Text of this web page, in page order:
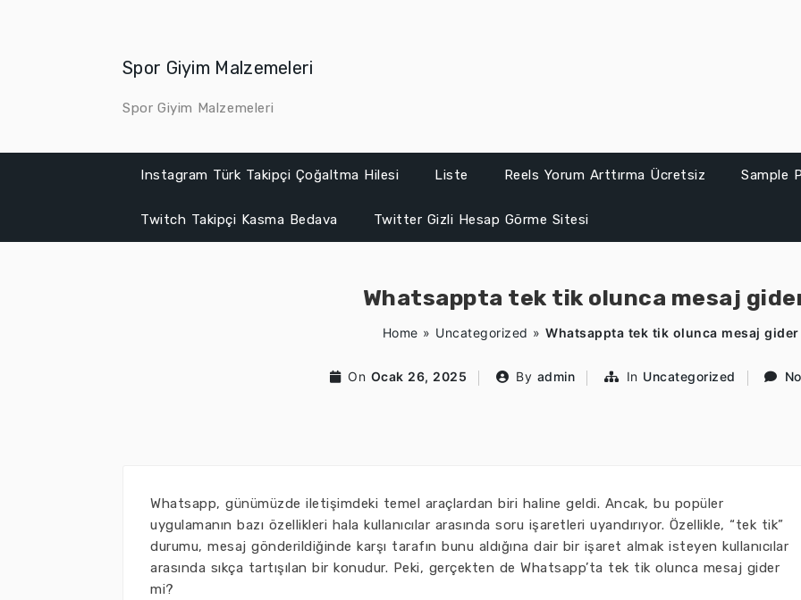
Spor Giyim Malzemeleri
Spor Giyim Malzemeleri
Instagram Türk Takipçi Çoğaltma Hilesi Liste Reels Yorum Arttırma Ücretsiz Sample
Twitch Takipçi Kasma Bedava Twitter Gizli Hesap Görme Sitesi
Whatsappta tek tik olunca mesaj
Home » Uncategorized »Whatsappta tek tik olunca mesaj
On Ocak 26, 2025 By admin In Uncategorized
Whatsapp, günümüzde iletişimdeki temel araçlardan biri haline geldi. Ancak, bu popüler
uygulamanın bazı özellikleri hala kullanıcılar arasında soru işaretleri uyandırıyor. Özellikle, “tek tik”
durumu, mesaj gönderildiğinde karşı tarafın bunu aldığına dair bir işaret almak isteyen kullanıcılar
arasında sıkça tartışılan bir konudur. Peki, gerçekten de Whatsapp’ta tek tik olunca mesaj gider
mi?